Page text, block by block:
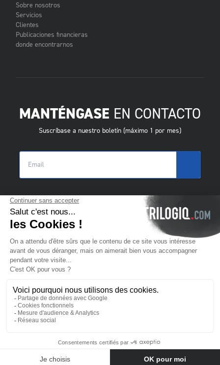
Sobre nosotros
Servicios
Clientes
Publicaciones financieras
donde encontrarnos
MANTÉNGASE EN CONTACTO
Suscríbase a nuestro boletín (máximo 1 por mes)
© 2025 Trilogiq SA.
ES- Español
Contactarnos